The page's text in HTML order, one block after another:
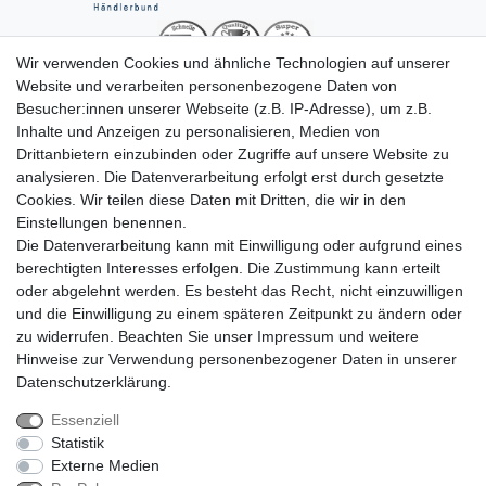
Impressum Daten­schutz­erklärung AGB
Barrierefreiheitserklärung
Wir verwenden Cookies und ähnliche Technologien auf unserer
Website und verarbeiten personenbezogene Daten von
Besucher:innen unserer Webseite (z.B. IP-Adresse), um z.B.
Inhalte und Anzeigen zu personalisieren, Medien von
Drittanbietern einzubinden oder Zugriffe auf unsere Website zu
analysieren. Die Datenverarbeitung erfolgt erst durch gesetzte
Cookies. Wir teilen diese Daten mit Dritten, die wir in den
Einstellungen benennen.
Die Datenverarbeitung kann mit Einwilligung oder aufgrund eines
berechtigten Interesses erfolgen. Die Zustimmung kann erteilt
oder abgelehnt werden. Es besteht das Recht, nicht einzuwilligen
und die Einwilligung zu einem späteren Zeitpunkt zu ändern oder
zu widerrufen. Beachten Sie unser Impressum und weitere
Hinweise zur Verwendung personenbezogener Daten in unserer
Daten­schutz­erklärung
Essenziell
Statistik
Externe Medien